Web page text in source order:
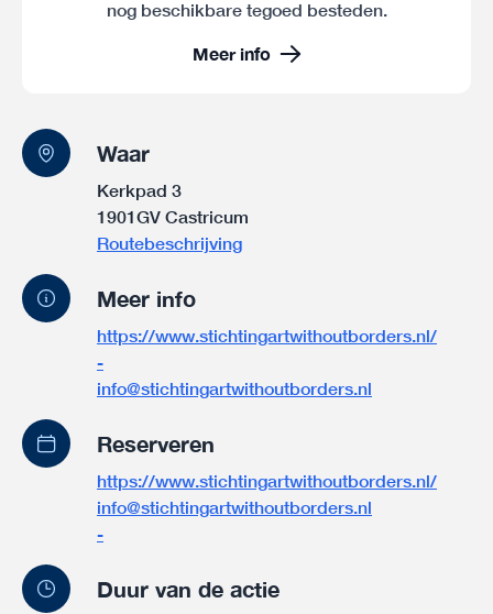
nog beschikbare tegoed besteden.
Meer info
Waar
Kerkpad 3
1901GV Castricum
Routebeschrijving
Meer info
https://www.stichtingartwithoutborders.nl/
-
info@stichtingartwithoutborders.nl
Reserveren
https://www.stichtingartwithoutborders.nl/
info@stichtingartwithoutborders.nl
-
Duur van de actie